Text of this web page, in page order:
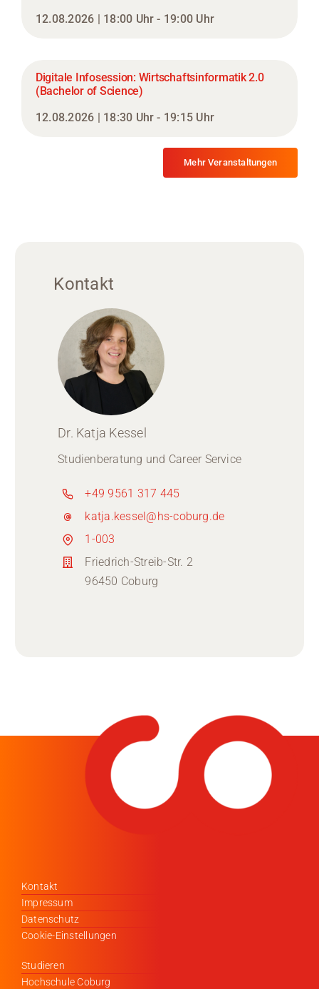
12.08.2026 | 18:00 Uhr - 19:00 Uhr
Digitale Infosession: Wirtschaftsinformatik 2.0
(Bachelor of Science)
12.08.2026 | 18:30 Uhr - 19:15 Uhr
Mehr Veranstaltungen
Kontakt
Dr. Katja Kessel
Studienberatung und Career Service
+49 9561 317 445
katja.kessel@hs-coburg.de
1-003
Friedrich-Streib-Str. 2
96450 Coburg
Kontakt
Impressum
Datenschutz
Cookie-Einstellungen
Studieren
Hochschule Coburg